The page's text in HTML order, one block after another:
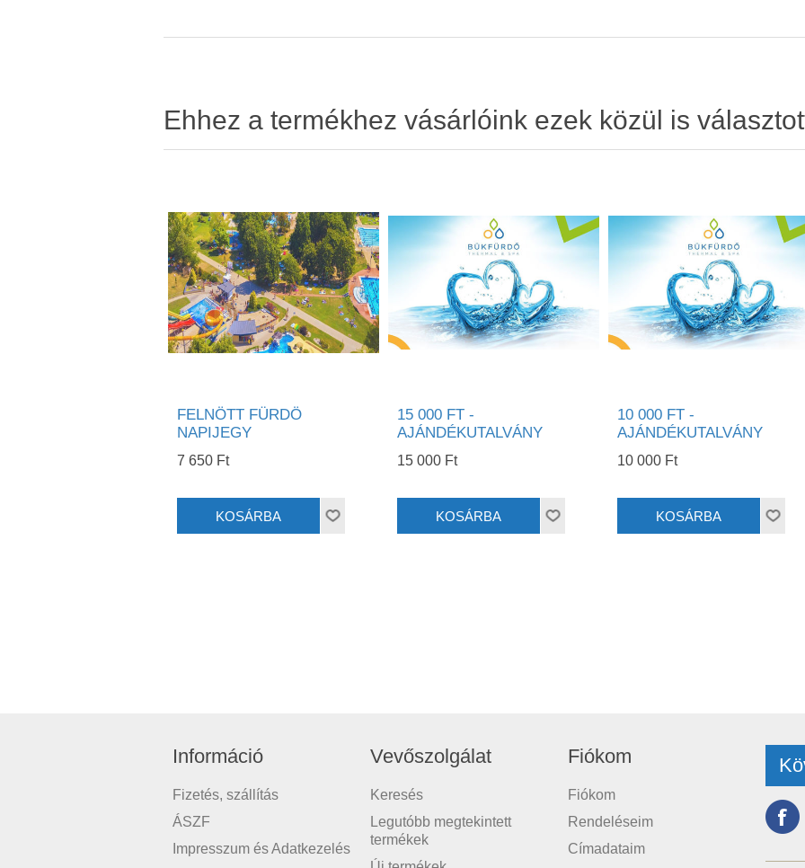
Ehhez a termékhez vásárlóink ezek közül is
FELNÖTT FÜRDÖ
NAPIJEGY
7 650 Ft
15 000 FT -
AJÁNDÉKUTALVÁNY
15 000 Ft
10 000 FT -
AJÁNDÉKUTALVÁNY
10 000 Ft
Információ
Fizetés, szállítás
ÁSZF
Impresszum és Adatkezelés
Vevőszolgálat
Keresés
Legutóbb megtekintett
termékek
Fiókom
Fiókom
Rendeléseim
Címadataim